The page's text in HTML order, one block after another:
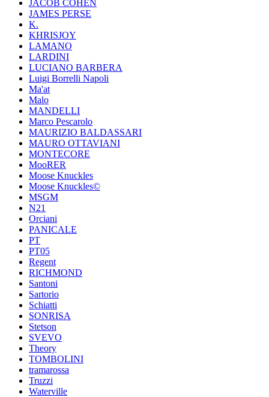
JACOB COHEN
JAMES PERSE
K.
KHRISJOY
LAMANO
LARDINI
LUCIANO BARBERA
Luigi Borrelli Napoli
Ma'at
Malo
MANDELLI
Marco Pescarolo
MAURIZIO BALDASSARI
MAURO OTTAVIANI
MONTECORE
MooRER
Moose Knuckles
Moose Knuckles©️
MSGM
N21
Orciani
PANICALE
PT
PT05
Regent
RICHMOND
Santoni
Sartorio
Schiatti
SONRISA
Stetson
SVEVO
Theory
TOMBOLINI
tramarossa
Truzzi
Waterville